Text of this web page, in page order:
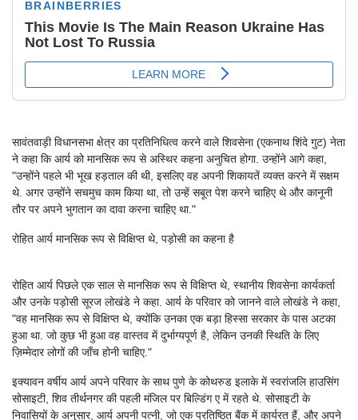
सावंतवाड़ी विधानसभा क्षेत्र का प्रतिनिधित्व करने वाले शिवसेना (एकनाथ शिंदे गुट) नेता
ने कहा कि आर्य को मानसिक रूप से अस्थिर कहना अनुचित होगा. उन्होंने आगे कहा,
"उन्होंने पहले भी भूख हड़ताल की थी, इसलिए वह अपनी शिकायतें व्यक्त करने में सक्षम
थे. अगर उन्होंने सचमुच काम किया था, तो उन्हें सबूत पेश करने चाहिए थे और कानूनी
तौर पर अपने भुगतान का दावा करना चाहिए था."
रोहित आर्य मानसिक रूप से विक्षिप्त थे, पड़ोसी का कहना है
रोहित आर्य पिछले एक साल से मानसिक रूप से विक्षिप्त थे, स्थानीय शिवसेना कार्यकर्ता
और उनके पड़ोसी सूरज लोखंडे ने कहा. आर्य के परिवार को जानने वाले लोखंडे ने कहा,
"वह मानसिक रूप से विक्षिप्त थे, क्योंकि उनका एक बड़ा हिस्सा सरकार के पास अटका
हुआ था. जो कुछ भी हुआ वह वास्तव में दुर्भाग्यपूर्ण है, लेकिन उनकी स्थिति के लिए
ज़िम्मेदार लोगों की जाँच होनी चाहिए."
इक्यावन वर्षीय आर्य अपने परिवार के साथ पुणे के कोथरुड इलाके में स्वरांजलि हाउसिंग
सोसाइटी, शिव तीर्थनगर की पहली मंजिल पर बिल्डिंग ए में रहते थे. सोसाइटी के
निवासियों के अनुसार, आर्य अपनी पत्नी, जो एक प्रतिष्ठित बैंक में कार्यरत हैं, और अपने